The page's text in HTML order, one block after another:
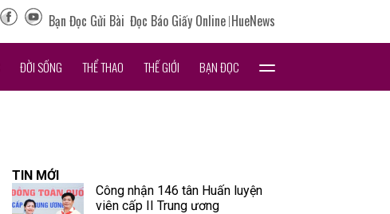
Bạn Đọc Gửi Bài Đọc Báo Giấy Online HueNews
ĐỜI SỐNG THỂ THAO THẾ GIỚI BẠN ĐỌC
TIN MỚI
Công nhận 146 tân Huấn luyện
viên cấp II Trung ương